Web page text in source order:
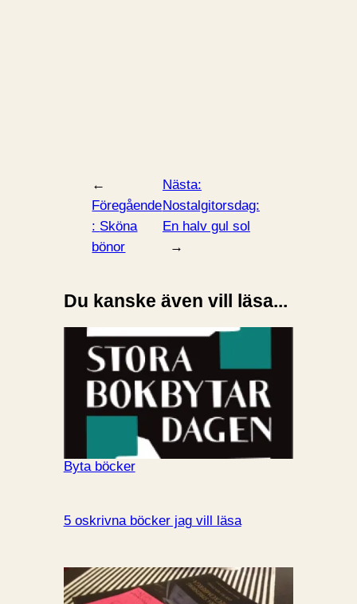
←
Föregående
: Sköna
bönor
Nästa:
Nostalgitorsdag:
En halv gul sol
→
Du kanske även vill läsa...
Byta böcker
5 oskrivna böcker jag vill läsa